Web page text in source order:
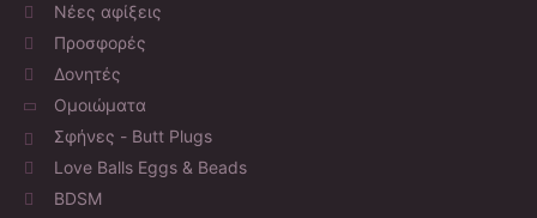
Νέες αφίξεις
Προσφορές
Δονητές
Ομοιώματα
Σφήνες - Butt Plugs
Love Balls Eggs & Beads
BDSM